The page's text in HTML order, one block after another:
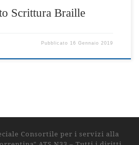
Scrittura Braille
Pubblicato 16 Gennaio 2019
Consortile per i servizi alla